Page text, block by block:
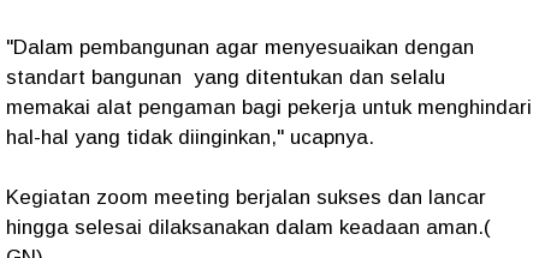
"Dalam pembangunan agar menyesuaikan dengan
standart bangunan yang ditentukan dan selalu
memakai alat pengaman bagi pekerja untuk menghindari
hal-hal yang tidak diinginkan," ucapnya.
Kegiatan zoom meeting berjalan sukses dan lancar
hingga selesai dilaksanakan dalam keadaan aman.(